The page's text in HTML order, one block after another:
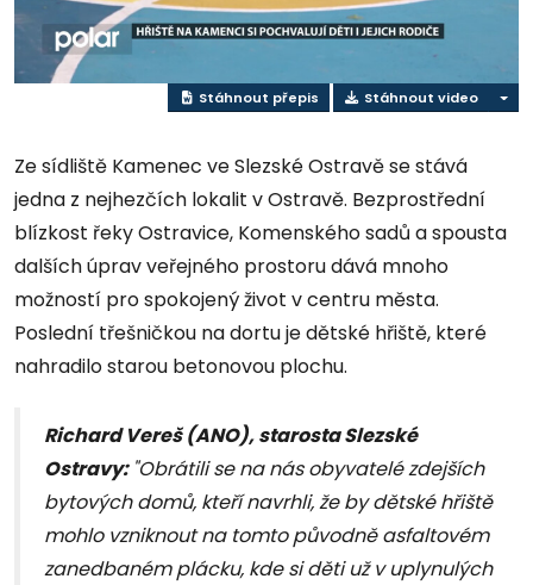
video
Stáhnout přepis Stáhnout video
Ze sídliště Kamenec ve Slezské Ostravě se stává
jedna z nejhezčích lokalit v Ostravě. Bezprostřední
blízkost řeky Ostravice, Komenského sadů a spousta
dalších úprav veřejného prostoru dává mnoho
možností pro spokojený život v centru města.
Poslední třešničkou na dortu je dětské hřiště, které
nahradilo starou betonovou plochu.
Richard Vereš (ANO), starosta Slezské
Ostravy: "Obrátili se na nás obyvatelé zdejších
bytových domů, kteří navrhli, že by dětské hřiště
mohlo vzniknout na tomto původně asfaltovém
zanedbaném plácku, kde si děti už v uplynulých